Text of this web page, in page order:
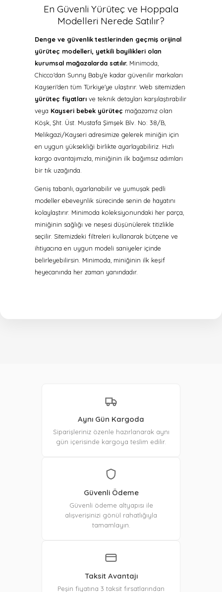
En Güvenli Yürüteç ve Hoppala
Modelleri Nerede Satılır?
Denge ve güvenlik testlerinden geçmiş orijinal
yürüteç modelleri, yetkili bayilikleri olan
kurumsal mağazalarda satılır. Minimoda,
Chicco'dan Sunny Baby'e kadar güvenilir markaları
Kayseri'den tüm Türkiye'ye ulaştırır. Web sitemizden
yürüteç fiyatları ve teknik detayları karşılaştırabilir
veya Kayseri bebek yürüteç mağazamız olan
Köşk, Şht. Üst. Mustafa Şimşek Blv. No: 38/B,
Melikgazi/Kayseri adresimize gelerek miniğin için
en uygun yüksekliği birlikte ayarlayabiliriz. Hızlı
kargo avantajımızla, miniğinin ilk bağımsız adımları
bir tık uzağında.
Geniş tabanlı, ayarlanabilir ve yumuşak pedli
modeller ebeveynlik sürecinde senin de hayatını
kolaylaştırır. Minimoda koleksiyonundaki her parça,
miniğinin sağlığı ve neşesi düşünülerek titizlikle
seçilir. Sitemizdeki filtreleri kullanarak bütçene ve
ihtiyacına en uygun modeli saniyeler içinde
belirleyebilirsin. Minimoda, miniğinin ilk keşif
heyecanında her zaman yanındadır.
Aynı Gün Kargoda
Siparişleriniz özenle hazırlanarak aynı
gün içerisinde kargoya teslim edilir.
Güvenli Ödeme
Güvenli ödeme altyapısı ile
alışverişinizi gönül rahatlığıyla
tamamlayın.
Taksit Avantajı
Peşin fiyatına 3 taksit fırsatlarından